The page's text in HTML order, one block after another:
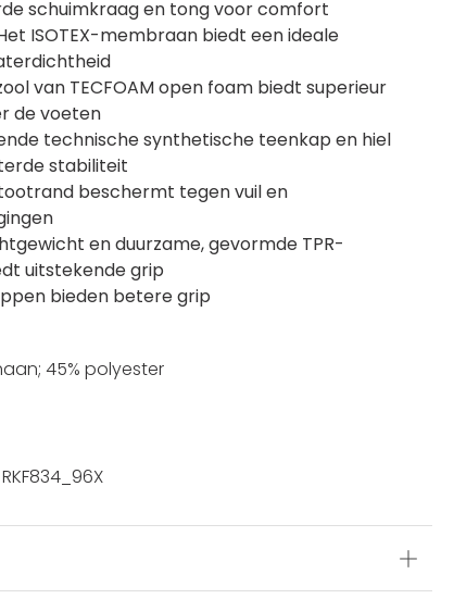
schuimkraag en tong voor comfort
ISOTEX-membraan biedt een ideale
van TECFOAM open foam biedt superieur
de voeten
technische synthetische teenkap en hiel
stabiliteit
beschermt tegen vuil en
en duurzame, gevormde TPR-
uitstekende grip
bieden betere grip
45% polyester
RKF834_96X